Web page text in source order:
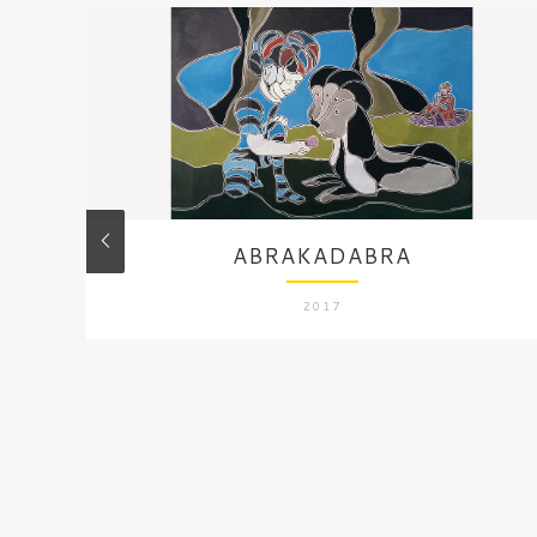
ABRAKADABRA
2017